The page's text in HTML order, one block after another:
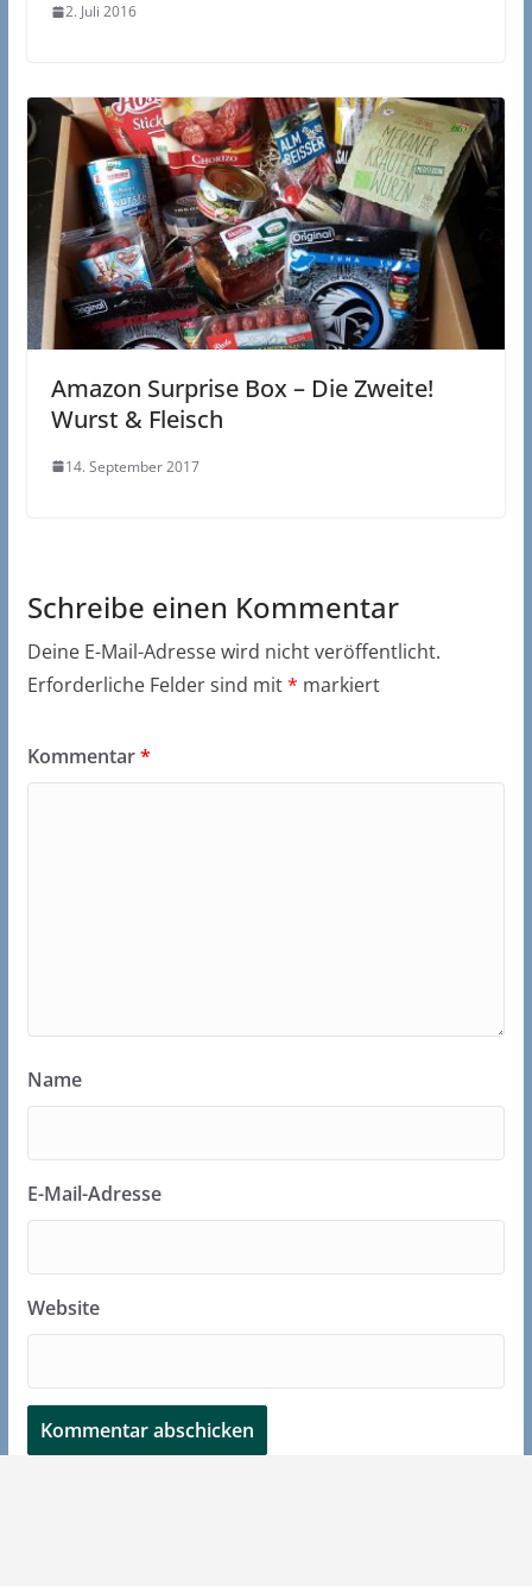
2. Juli 2016
Amazon Surprise Box – Die Zweite!
Wurst & Fleisch
14. September 2017
Schreibe einen Kommentar
Deine E-Mail-Adresse wird nicht veröffentlicht.
Erforderliche Felder sind mit* markiert
Kommentar*
Name
E-Mail-Adresse
Website